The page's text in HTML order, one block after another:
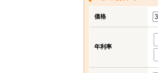
価格
年利率